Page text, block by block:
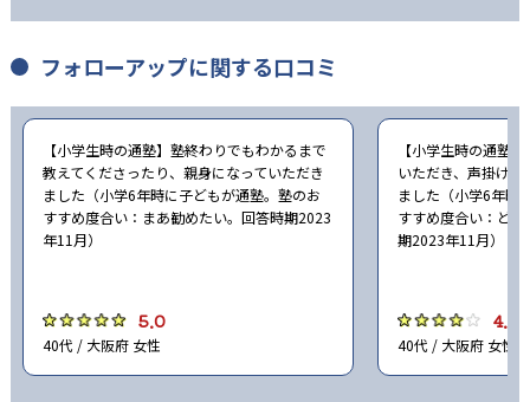
フォローアップに関する口コミ
【小学生時の通塾】塾終わりでもわかるまで
教えてくださったり、親身になっていただき
ました（小学6年時に子どもが通塾。塾のお
すすめ度合い：まあ勧めたい。回答時期2023
年11月）
5.0
40代 / 大阪府 女性
【小学生時の通塾
いただき、声掛け
ました（小学6年時
すすめ度合い：ど
期2023年11月）
4.0
40代 / 大阪府 女性